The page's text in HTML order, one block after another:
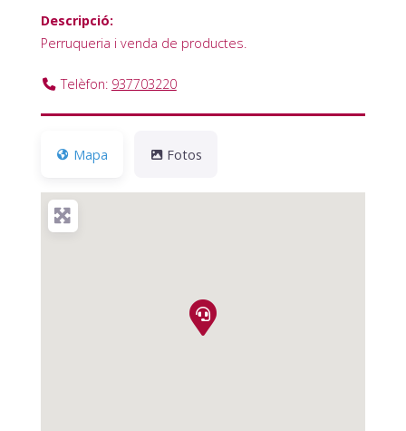
Descripció:
Perruqueria i venda de productes.
Telèfon: 937703220
Mapa Fotos